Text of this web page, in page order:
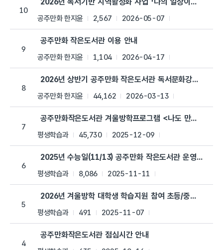
10
공주만화 한지윤 2,567 2026-05-07
9
공주만화 작은도서관 이용 안내
공주만화 한지윤 1,104 2026-04-17
8
2026년 상반기 공주만화 작은도서관 독서문화강좌 운영
공주만화 한지윤 44,162 2026-03-13
7
공주만화작은도서관 겨울방학프로그램 <나도 만화가> 안
평생학습과 45,730 2025-12-09
6
2025년 수능일(11/13) 공주만화 작은도서관 운영시간 변
평생학습과 8,086 2025-11-11
5
2026년 겨울방학 대학생 학습지원 참여 초등/중학생 모집
평생학습과 491 2025-11-07
4
공주만화작은도서관 점심시간 안내